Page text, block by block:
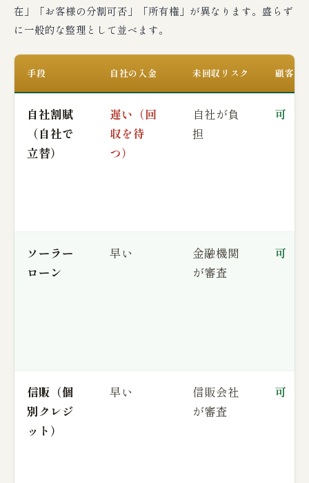
在」「お客様の分割可否」「所有権」が異なります。盛らず
に一般的な整理として並べます。
手段 自社の入金 未回収リスク 顧客の
自社割賦
（自社で
立替）
遅い（回
収を待
つ）
自社が負
担
可
ソーラー
ローン
早い
金融機関
が審査
可
信販（個
別クレジ
ット）
早い
信販会社
が審査
可